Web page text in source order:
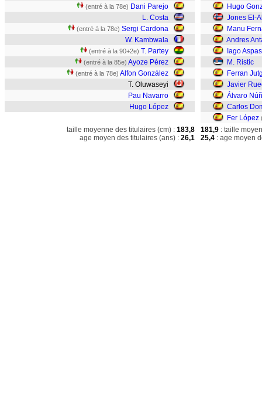
(entré à la 78e) Dani Parejo
L. Costa
(entré à la 78e) Sergi Cardona
W. Kambwala
(entré à la 90+2e) T. Partey
(entré à la 85e) Ayoze Pérez
(entré à la 78e) Alfon González
T. Oluwaseyi
Pau Navarro
Hugo López
Hugo
Jones El-
Manu
Andres
Iago Aspas
M. Ristic
Ferran
Javier
Álvaro
Carlos
Fer López
taille moyenne des titulaires (cm) : 183,8
age moyen des titulaires (ans) : 26,1
181,9 : taille
25,4 : age moyen